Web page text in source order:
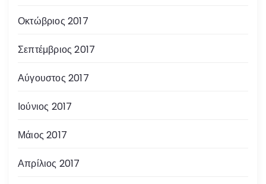
Οκτώβριος 2017
Σεπτέμβριος 2017
Αύγουστος 2017
Ιούνιος 2017
Μάιος 2017
Απρίλιος 2017